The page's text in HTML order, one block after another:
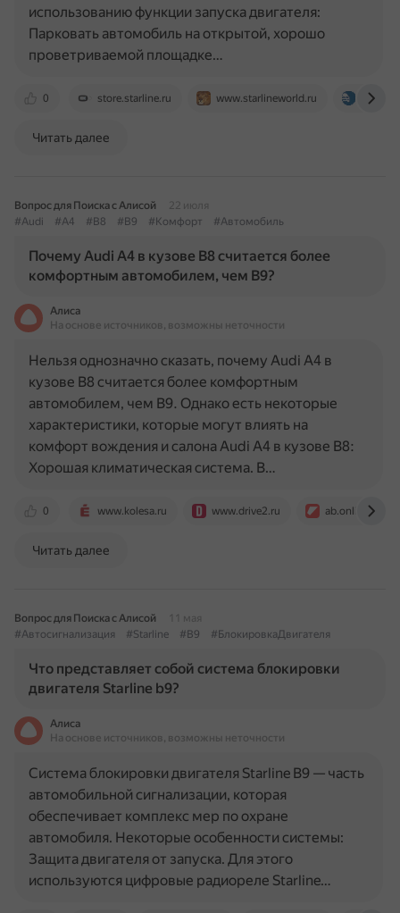
0 store.starline.ru www.starlineworld.ru
использованию функции запуска двигателя:
Парковать автомобиль на открытой, хорошо
проветриваемой площадке…
Читать далее
Вопрос для Поиска с Алисой
22 июля
#Audi
#A4 #B8 #B9 #Комфорт #Автомобиль
Почему Audi A4 в кузове B8 считается более
комфортным автомобилем, чем B9?
Алиса
На основе источников, возможны неточности
0 www.kolesa.ru www.drive2.ru ab.onliner.by
Нельзя однозначно сказать, почему Audi A4 в
кузове B8 считается более комфортным
автомобилем, чем B9. Однако есть некоторые
характеристики, которые могут влиять на
комфорт вождения и салона Audi A4 в кузове B8:
Хорошая климатическая система. В…
Читать далее
Вопрос для Поиска с Алисой
11 мая
#Автосигнализация
#Starline #B9 #БлокировкаДвигателя
Что представляет собой система блокировки
двигателя Starline b9?
Алиса
На основе источников, возможны неточности
Система блокировки двигателя Starline B9 — часть
автомобильной сигнализации, которая
обеспечивает комплекс мер по охране
автомобиля. Некоторые особенности системы:
Защита двигателя от запуска. Для этого
используются цифровые радиореле Starline…